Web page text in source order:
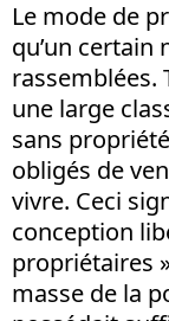
Le mode de
qu’un
rassemblées.
une large
sans
obligés de
vivre. Ceci
conception
propriétaires
masse de la